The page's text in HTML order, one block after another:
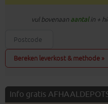
vul bovenaan aantalin +
Bereken leverkost & methode »
Info gratis